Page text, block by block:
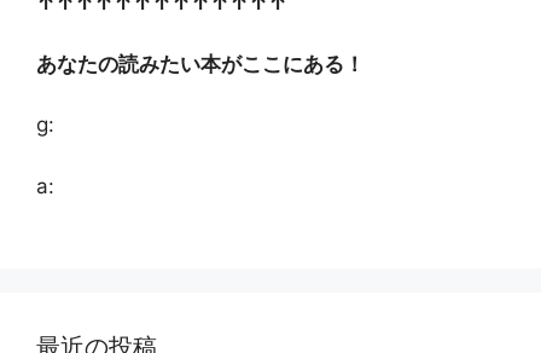
あなたの読みたい本がここにある！
g:
a: